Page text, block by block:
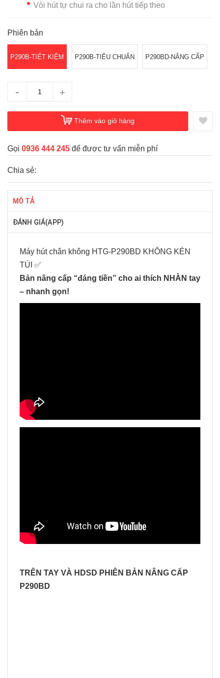
Vòi hút tự chui ra cho lần hút tiếp theo
Phiên bản
P290B-TIẾT KIỆM P290B-TIÊU CHUẨN P290BD-NÂNG CẤP
- +
Thêm vào giỏ hàng
Gọi 0936 444 245 để được tư vấn miễn phí
Chia sẻ:
MÔ TẢ
ĐÁNH GIÁ(APP)
Máy hút chân không HTG-P290BD KHÔNG KÉN
TÚI ✅
Bản nâng cấp “đáng tiền” cho ai thích NHÀN tay
– nhanh gọn!
TRÊN TAY VÀ HDSD PHIÊN BẢN NÂNG CẤP
P290BD